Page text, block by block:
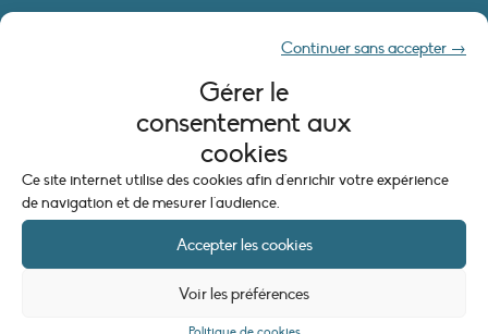
Gérer le
consentement aux
cookies
Ce site internet utilise des cookies afin d'enrichir votre expérience
de navigation et de mesurer l'audience.
Accepter les cookies
Continuer sans accepter →
Voir les préférences
Recevoir nos infos
INFORMATIONS LÉGALES
Mentions légales
Politique de cookies (UE)